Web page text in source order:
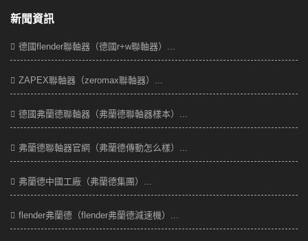
新聞資訊
德國flender聯軸器（德國r+w聯軸器）...
ZAPEX聯軸器（zeromax聯軸器）...
德國弗蘭德聯軸器（弗蘭德聯軸器樣本）...
弗蘭德聯軸器官網（弗蘭德傳動怎么樣）...
弗蘭德中國工廠（弗蘭德集團）...
flender弗蘭德（flender弗蘭德減速機）...